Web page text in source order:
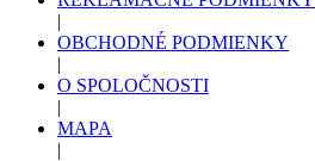
|
OBCHODNÉ PODMIENKY
|
O SPOLOČNOSTI
|
MAPA
|